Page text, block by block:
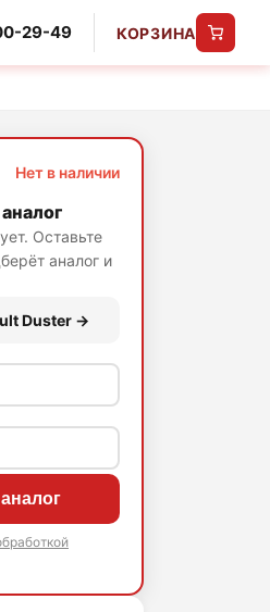
29-49 КОРЗИНА
Нет в наличии
Оставьте
аналог и
Duster →